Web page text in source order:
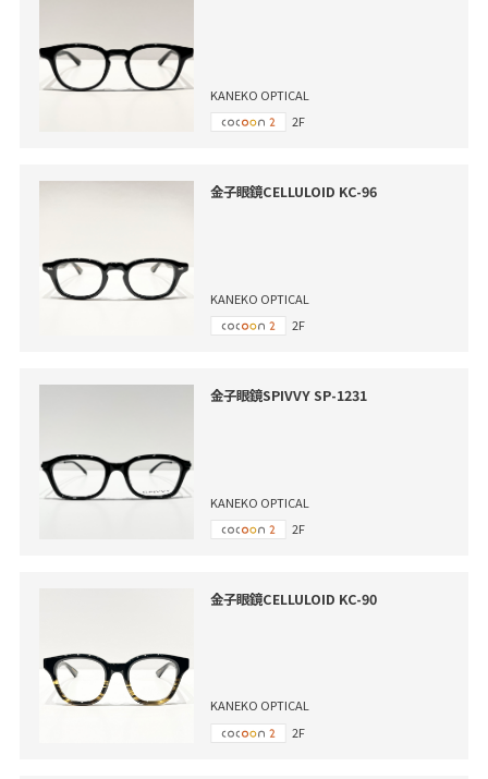
KANEKO OPTICAL
2F
金子眼鏡CELLULOID KC-96
KANEKO OPTICAL
2F
金子眼鏡SPIVVY SP-1231
KANEKO OPTICAL
2F
金子眼鏡CELLULOID KC-90
KANEKO OPTICAL
2F